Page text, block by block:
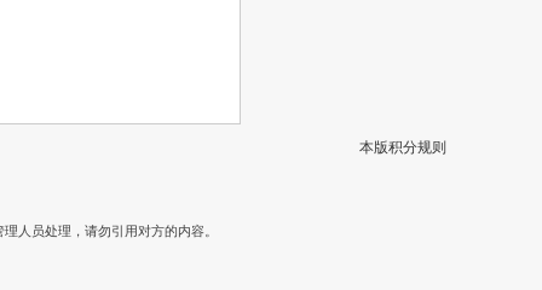
本版积分规则
人员处理，请勿引用对方的内容。